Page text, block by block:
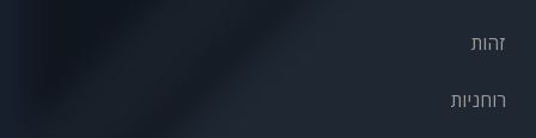
זהות
רוחניות